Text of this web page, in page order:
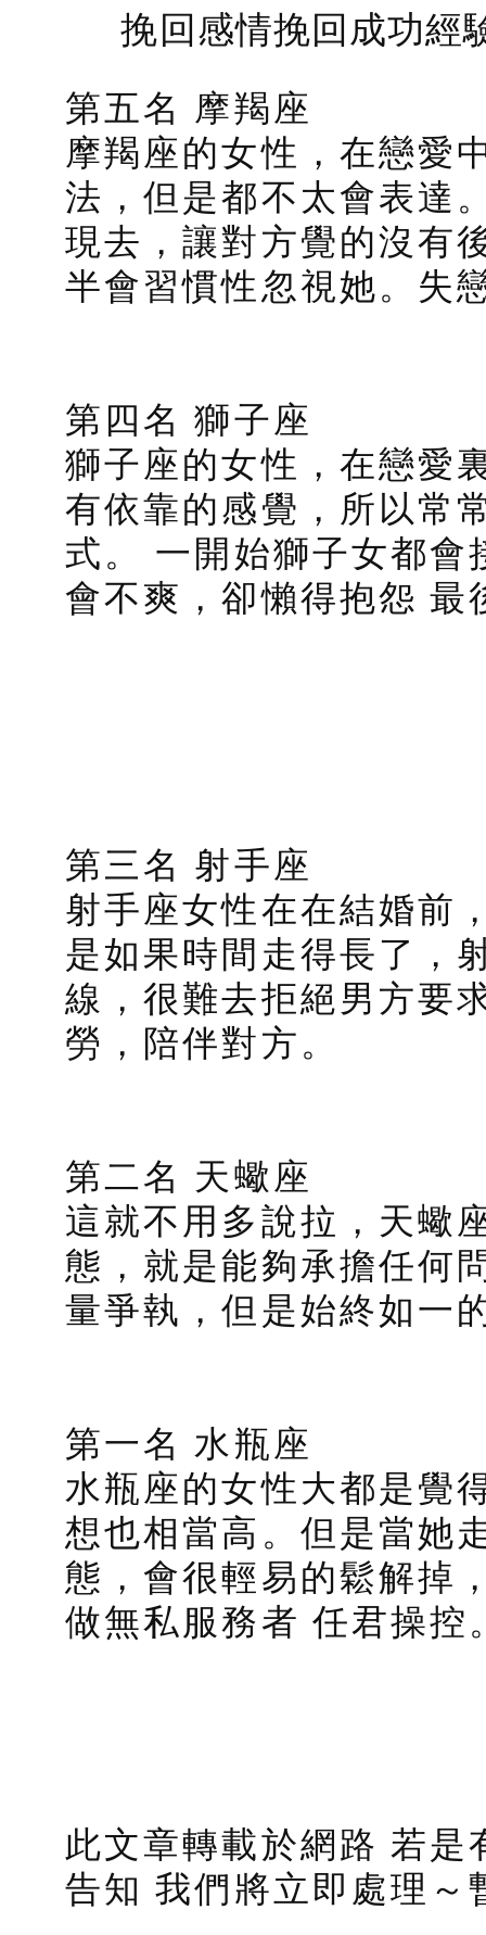
挽回感情挽回成功經
第五名 摩羯座
摩羯座的女性，在戀愛
法，但是都不太會表達
現去，讓對方覺的沒有
半會習慣性忽視她。失
第四名 獅子座
獅子座的女性，在戀愛
有依靠的感覺，所以常
式。 一開始獅子女都
會不爽，卻懶得抱怨 最
第三名 射手座
射手座女性在在結婚前
是如果時間走得長了，
線，很難去拒絕男方要
勞，陪伴對方。
第二名 天蠍座
這就不用多說拉，天蠍
態，就是能夠承擔任何
量爭執，但是始終如一
第一名 水瓶座
水瓶座的女性大都是覺
想也相當高。但是當她
態，會很輕易的鬆解掉
做無私服務者 任君操控
此文章轉載於網路 若
告知 我們將立即處理～